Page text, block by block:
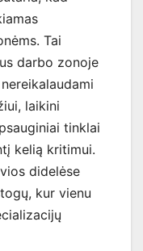
Tai
darbo zonoje
laikini
tinklai
kelią kritimui.
didelėse
kur vienu